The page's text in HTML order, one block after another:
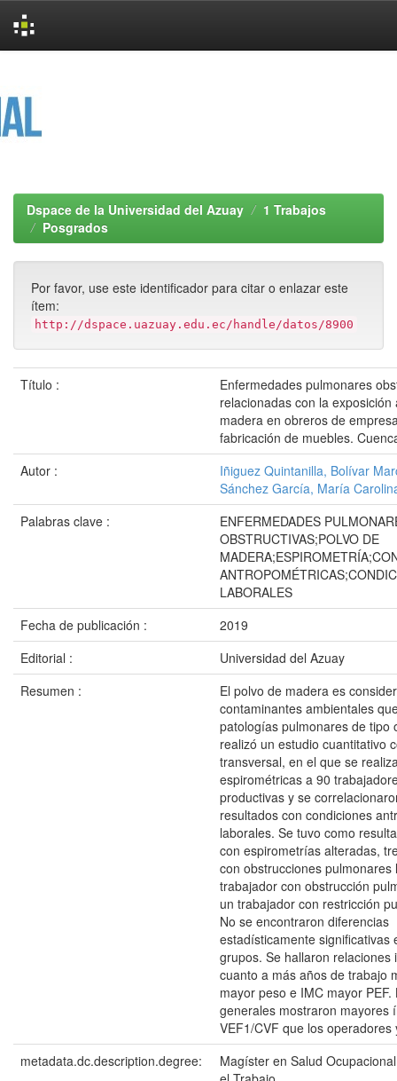
Dspace de la Universidad del Azuay
1 Trabajos
Posgrados
Por favor, use este identificador para citar o enlazar este
ítem:
http://dspace.uazuay.edu.ec/handle/datos/8900
Título :
Enfermedades pulmonares
relacionadas con la exposición
madera en obreros de
fabricación de muebles.
Autor :
Iñiguez Quintanilla, Bolívar
Sánchez García, María
Palabras clave :
ENFERMEDADES
OBSTRUCTIVAS;POLVO DE
LABORALES
Fecha de publicación :
2019
Editorial :
Universidad del Azuay
Resumen :
El polvo de madera es
contaminantes ambientales
patologías pulmonares de tipo
realizó un estudio cuantitativo
transversal, en el que se
espirométricas a 90
productivas y se
resultados con condiciones
laborales. Se tuvo como
con espirometrías alteradas,
con obstrucciones pulmonares
trabajador con obstrucción
un trabajador con restricción
No se encontraron diferencias
estadísticamente significativas
grupos. Se hallaron relaciones
cuanto a más años de trabajo
mayor peso e IMC mayor
generales mostraron mayores
VEF1/CVF que los operadores
metadata.dc.description.degree:
Magíster en Salud